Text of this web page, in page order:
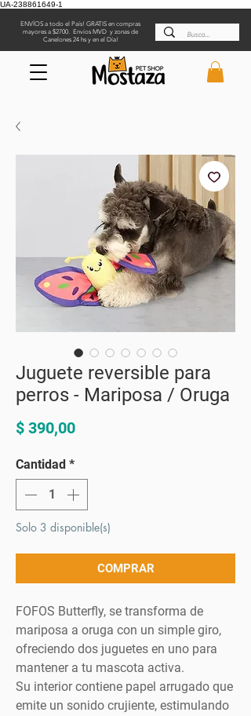
UA-238861649-1
ENVÍOS a todo el País! GRATIS en compras
mayores a $2700. Envíos MVD y zonas de
Canelones 24 hs y en el Día!
Juguete reversible para
perros - Mariposa / Oruga
$ 390,00Precio
Cantidad *
Solo 3 disponible(s)
COMPRAR
FOFOS Butterfly, se transforma de
mariposa a oruga con un simple giro,
ofreciendo dos juguetes en uno para
mantener a tu mascota activa.
Su interior contiene papel arrugado que
emite un sonido crujiente, estimulando